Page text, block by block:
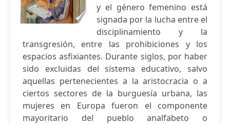
y el género femenino está
signada por la lucha entre el
disciplinamiento y la
transgresión, entre las prohibiciones y los
espacios asfixiantes. Durante siglos, por haber
sido excluidas del sistema educativo, salvo
aquellas pertenecientes a la aristocracia o a
ciertos sectores de la burguesía urbana, las
mujeres en Europa fueron el componente
mayoritario del pueblo analfabeto o